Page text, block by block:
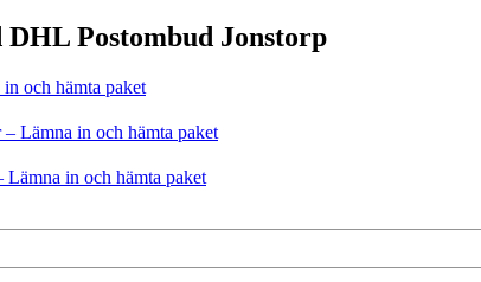
DHL Postombud Jonstorp
och hämta paket
Lämna in och hämta paket
in och hämta paket